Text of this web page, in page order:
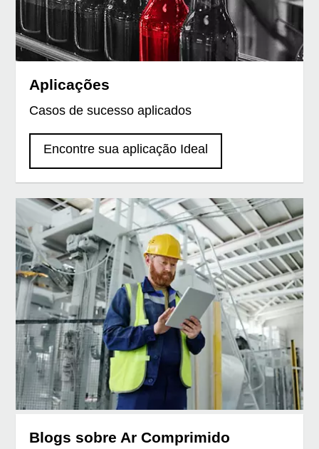
Aplicações
Casos de sucesso aplicados
Encontre sua aplicação Ideal
Blogs sobre Ar Comprimido